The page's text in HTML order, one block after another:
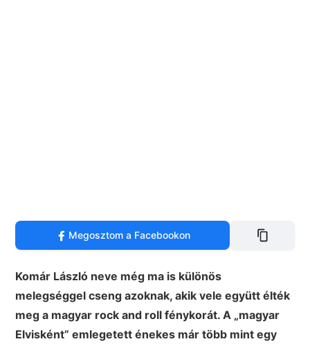
Megosztom a Facebookon
Komár László neve még ma is különös
melegséggel cseng azoknak, akik vele együtt élték
meg a magyar rock and roll fénykorát. A „magyar
Elvisként” emlegetett énekes már több mint egy